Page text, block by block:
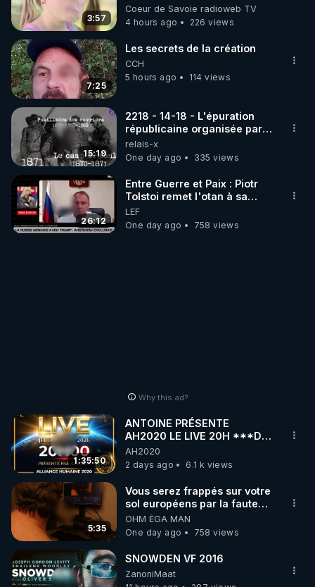
3:57
Coeur de Savoie radioweb TV
4 hours ago
226 views
7:25
Les secrets de la création
CCH
5 hours ago
114 views
15:19
2218 - 14-18 - L'épuration
républicaine organisée par
les frères de la truelle
relais-x
One day ago
335 views
26:12
Entre Guerre et Paix : Piotr
Tolstoi remet l'otan à sa
place - Interview exclusif
LEF
One day ago
758 views
Why this ad?
1:35:50
ANTOINE PRÉSENTE
AH2020 LE LIVE 20H ***DU
06/08/2026***
AH2020
2 days ago
6.1 k views
5:35
Vous serez frappés sur votre
sol européens par la faute
des dirigeants qui s'en
mettent dans le nez
OHM ÉGA MAN
One day ago
758 views
SNOWDEN VF 2016
ZanoniMaat